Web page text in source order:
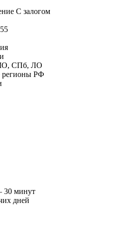
С залогом
СПб, ЛО
регионы РФ
30 минут
дней